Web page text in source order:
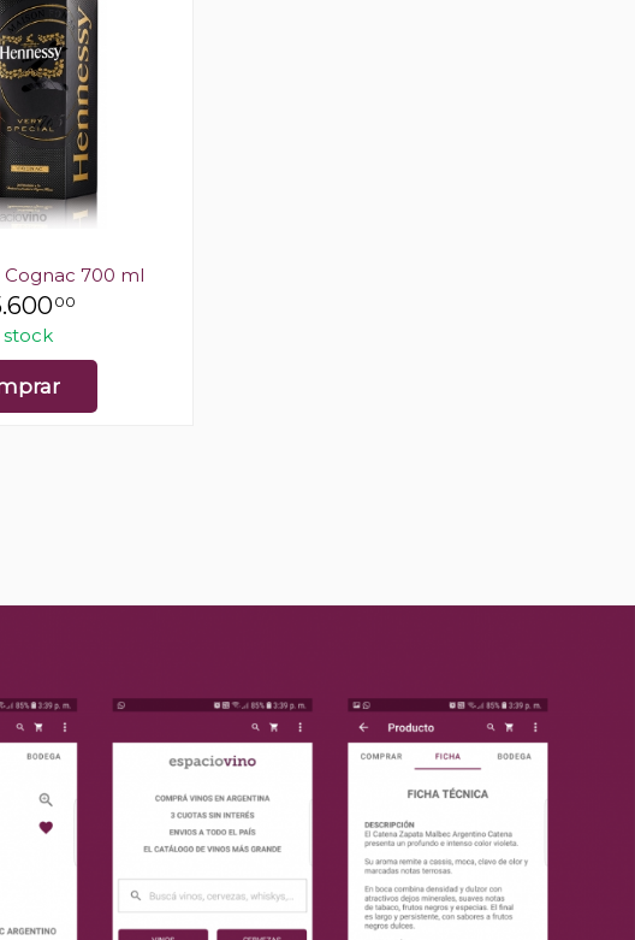
Cognac 700 ml
00
stock